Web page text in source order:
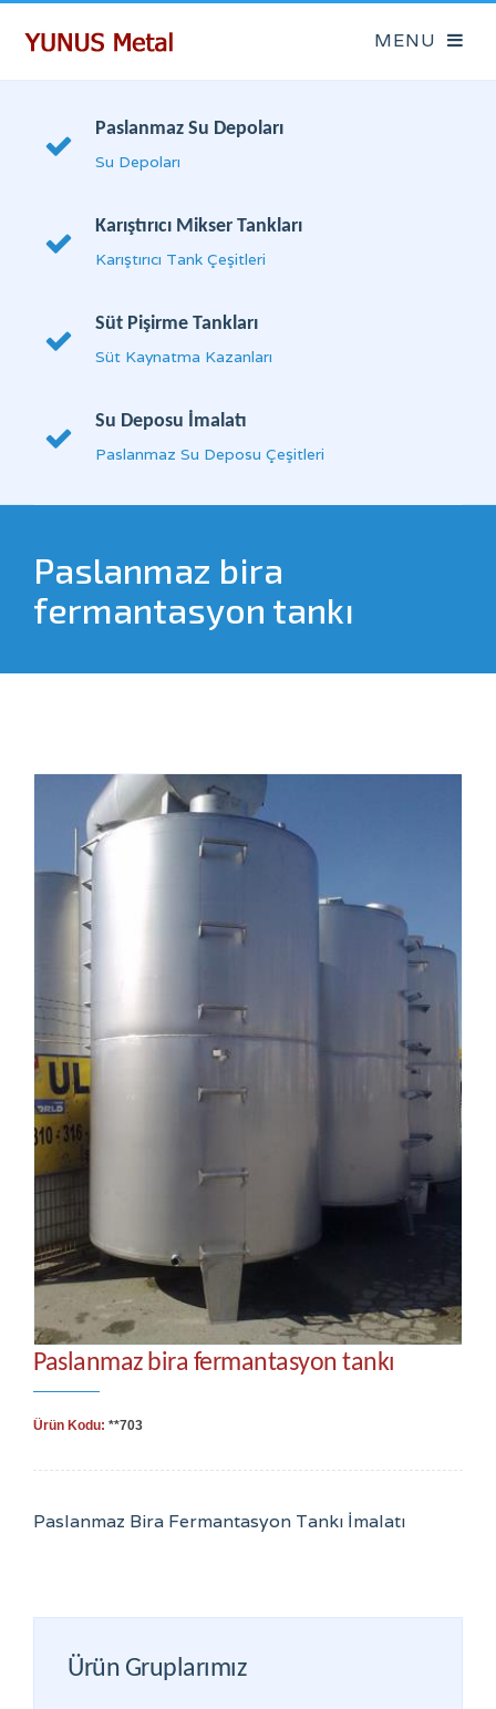
Paslanmaz Su Depoları
Su Depoları
Karıştırıcı Mikser Tankları
Karıştırıcı Tank Çeşitleri
Süt Pişirme Tankları
Süt Kaynatma Kazanları
Su Deposu İmalatı
Paslanmaz Su Deposu Çeşitleri
Paslanmaz bira
fermantasyon tankı
Paslanmaz bira fermantasyon tankı
Ürün Kodu: **703
Paslanmaz Bira Fermantasyon Tankı İmalatı
Ürün Gruplarımız